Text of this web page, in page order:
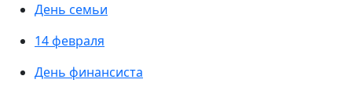
День семьи
14 февраля
День финансиста